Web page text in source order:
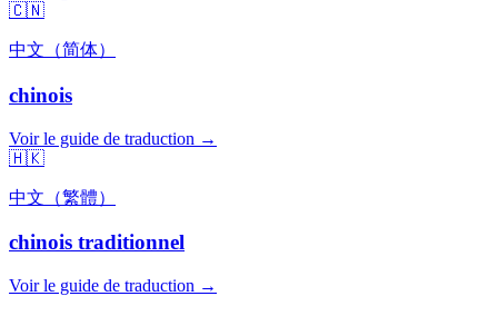
🇨🇳
中文（简体）
chinois
Voir le guide de traduction →
🇭🇰
中文（繁體）
chinois traditionnel
Voir le guide de traduction →